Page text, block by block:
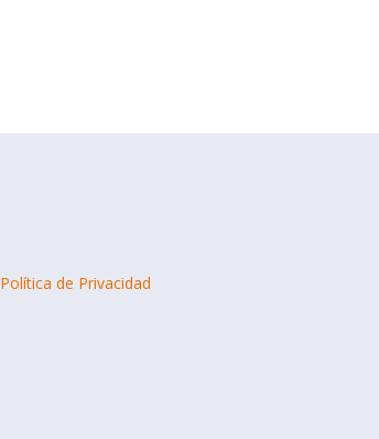
Política de Privacidad